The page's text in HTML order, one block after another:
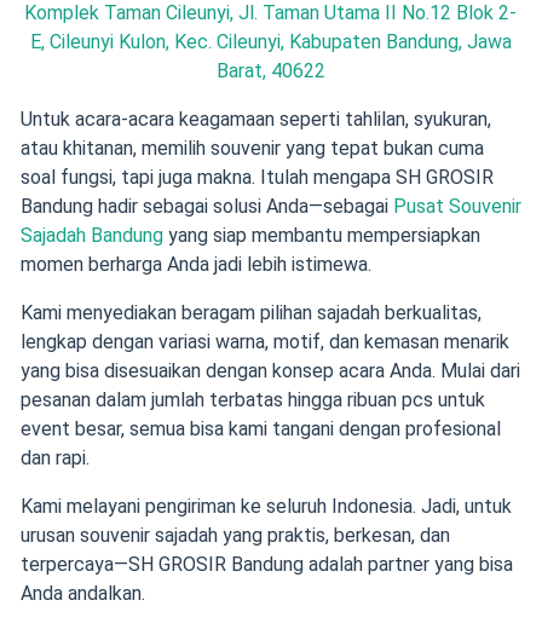
Komplek Taman Cileunyi, Jl. Taman Utama II No.12 Blok 2-
E, Cileunyi Kulon, Kec. Cileunyi, Kabupaten Bandung, Jawa
Barat, 40622
Untuk acara-acara keagamaan seperti tahlilan, syukuran,
atau khitanan, memilih souvenir yang tepat bukan cuma
soal fungsi, tapi juga makna. Itulah mengapa SH GROSIR
Bandung hadir sebagai solusi Anda—sebagai Pusat Souvenir
Sajadah Bandungyang siap membantu mempersiapkan
momen berharga Anda jadi lebih istimewa.
Kami menyediakan beragam pilihan sajadah berkualitas,
lengkap dengan variasi warna, motif, dan kemasan menarik
yang bisa disesuaikan dengan konsep acara Anda. Mulai dari
pesanan dalam jumlah terbatas hingga ribuan pcs untuk
event besar, semua bisa kami tangani dengan profesional
dan rapi.
Kami melayani pengiriman ke seluruh Indonesia. Jadi, untuk
urusan souvenir sajadah yang praktis, berkesan, dan
terpercaya—SH GROSIR Bandung adalah partner yang bisa
Anda andalkan.